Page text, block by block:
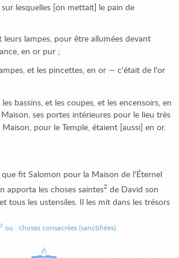
lesquelles [on mettait] le pain de
leurs lampes, pour être allumées devant
en or pur ;
et les pincettes, en or — c'était de l'or
les bassins, et les coupes, et les encensoirs, en
ses portes intérieures pour le lieu très
pour le Temple, étaient [aussi] en or.
fit Salomon pour la Maison de l'Éternel
apporta les choses saintes2 de David son
tous les ustensiles. Il les mit dans les trésors
2 ou : choses consacrées (sanctifiées).